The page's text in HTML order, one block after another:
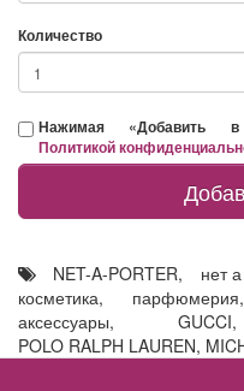
Количество
Нажимая «Добавить
Политикой
NET-A-PORTER, нет
косметика, парфюмерия
аксессуары,GUCCI
POLO RALPH LAUREN,